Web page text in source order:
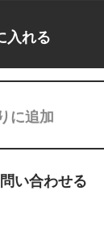
入れる
に追加
い合わせる